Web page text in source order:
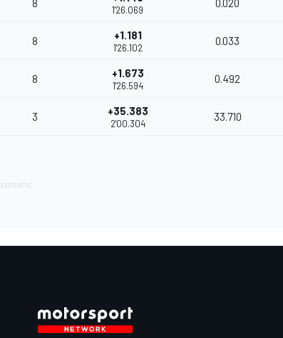
8
1'26.069
0.020
8 +1.181
1'26.102
0.033
8 +1.673
1'26.594
0.492
3 +35.383
2'00.304
33.710